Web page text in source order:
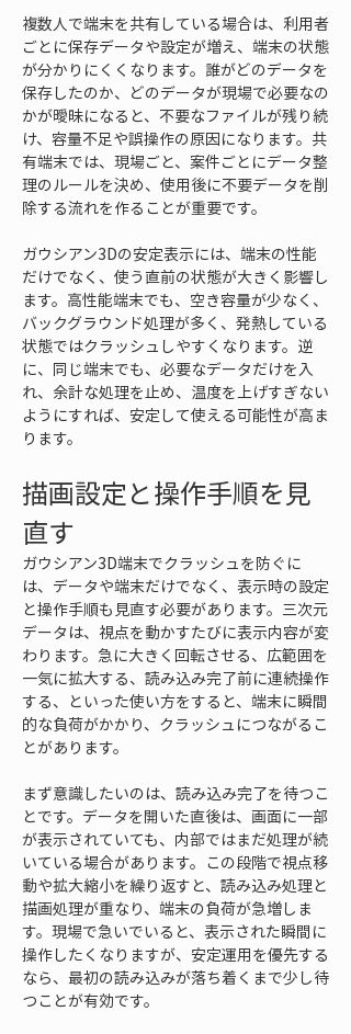
複数人で端末を共有している場合は、利用者
ごとに保存データや設定が増え、端末の状態
が分かりにくくなります。誰がどのデータを
保存したのか、どのデータが現場で必要なの
かが曖昧になると、不要なファイルが残り続
け、容量不足や誤操作の原因になります。共
有端末では、現場ごと、案件ごとにデータ整
理のルールを決め、使用後に不要データを削
除する流れを作ることが重要です。
ガウシアン3Dの安定表示には、端末の性能
だけでなく、使う直前の状態が大きく影響し
ます。高性能端末でも、空き容量が少なく、
バックグラウンド処理が多く、発熱している
状態ではクラッシュしやすくなります。逆
に、同じ端末でも、必要なデータだけを入
れ、余計な処理を止め、温度を上げすぎない
ようにすれば、安定して使える可能性が高ま
ります。
描画設定と操作手順を見
直す
ガウシアン3D端末でクラッシュを防ぐに
は、データや端末だけでなく、表示時の設定
と操作手順も見直す必要があります。三次元
データは、視点を動かすたびに表示内容が変
わります。急に大きく回転させる、広範囲を
一気に拡大する、読み込み完了前に連続操作
する、といった使い方をすると、端末に瞬間
的な負荷がかかり、クラッシュにつながるこ
とがあります。
まず意識したいのは、読み込み完了を待つこ
とです。データを開いた直後は、画面に一部
が表示されていても、内部ではまだ処理が続
いている場合があります。この段階で視点移
動や拡大縮小を繰り返すと、読み込み処理と
描画処理が重なり、端末の負荷が急増しま
す。現場で急いでいると、表示された瞬間に
操作したくなりますが、安定運用を優先する
なら、最初の読み込みが落ち着くまで少し待
つことが有効です。